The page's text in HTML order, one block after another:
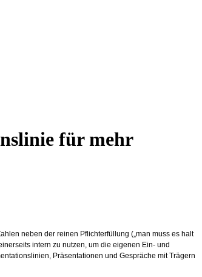
für mehr
neben der reinen Pflichterfüllung („man muss es halt
intern zu nutzen, um die eigenen Ein- und
Präsentationen und Gespräche mit Trägern